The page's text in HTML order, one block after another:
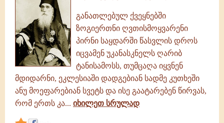
განათლებულ ქვეყნებში
ზოგიერთნი ღვთისმოყვარენი
პირნი საყდარში წასვლის დროს
იცვამენ უკანასკნელს ღარიბ
ტანისამოსს, თუმცაღა იყვნენ
მდიდარნი, ეკლესიაში დადგებიან სადმე კუთხეში
ანუ მოეფარებიან სვეტს და ისე გაატარებენ წირვას,
რომ ერთს კა... იხილეთ სრულად